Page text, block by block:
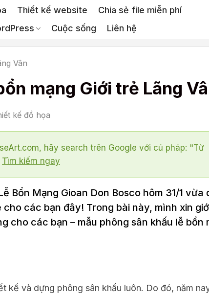
Thiết kế website
Chia sẻ file miễn phí
Cuộc sống Liên hệ
Vân
mạng Giới trẻ Lãng
kế đồ họa
hãy search trên Google với cú pháp: "Từ
Tìm kiếm ngay
Bổn Mạng Gioan Don Bosco hôm 31/1 vừa
các bạn đây! Trong bài này, mình xin
cho các bạn – mẫu phông sân khấu lễ bổn
kế và dựng phông sân khấu luôn. Do đó, năm